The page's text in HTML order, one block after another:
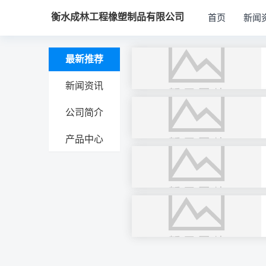
衡水成林工程橡塑制品有限公司 首页 新闻
最新推荐
新闻资讯
公司简介
产品中心